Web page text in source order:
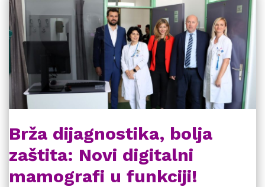
Brža dijagnostika, bolja
zaštita: Novi digitalni
mamografi u funkciji!